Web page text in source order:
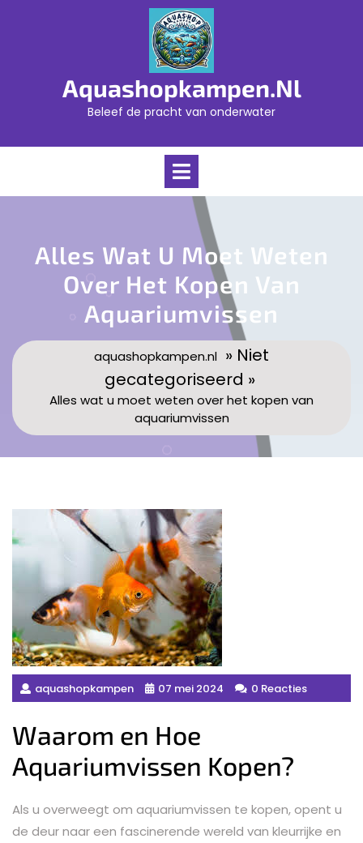
Aquashopkampen.nl
Beleef de pracht van onderwater
Open
Alles Wat U Moet Weten
Over Het Kopen Van
Aquariumvissen
aquashopkampen.nl » Niet
gecategoriseerd »
Alles wat u moet weten over het kopen van
aquariumvissen
aquashopkampen 07 mei 2024 0 Reacties
Waarom en Hoe
Aquariumvissen Kopen?
Als u overweegt om aquariumvissen te kopen, opent u
de deur naar een fascinerende wereld van kleurrijke en